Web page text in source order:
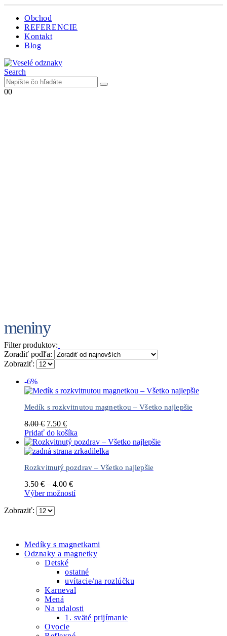
Obchod
REFERENCIE
Kontakt
Blog
Search
00
meniny
Filter produktov:
Zoradiť podľa:
Zobraziť:
-6%
Medík s rozkvitnutou magnetkou – Všetko najlepšie
8.00€ Pôvodná
cena
bola:
8.00 €.
7.50 €Aktuálna
cena
je:
7.50 €.
Pridať do košíka
Rozkvitnutý pozdrav – Všetko najlepšie
3.50 € – 4.00 €Cena
range:
Výber možnostíTento
si
môžete
na
stránke
produktu.
Zobraziť:
Medíky s magnetkami
Odznaky a magnetky
Detské
ostatné
uvítacie/na rozlúčku
Karneval
Mená
Na udalosti
1. sväté prijímanie
Ovocie